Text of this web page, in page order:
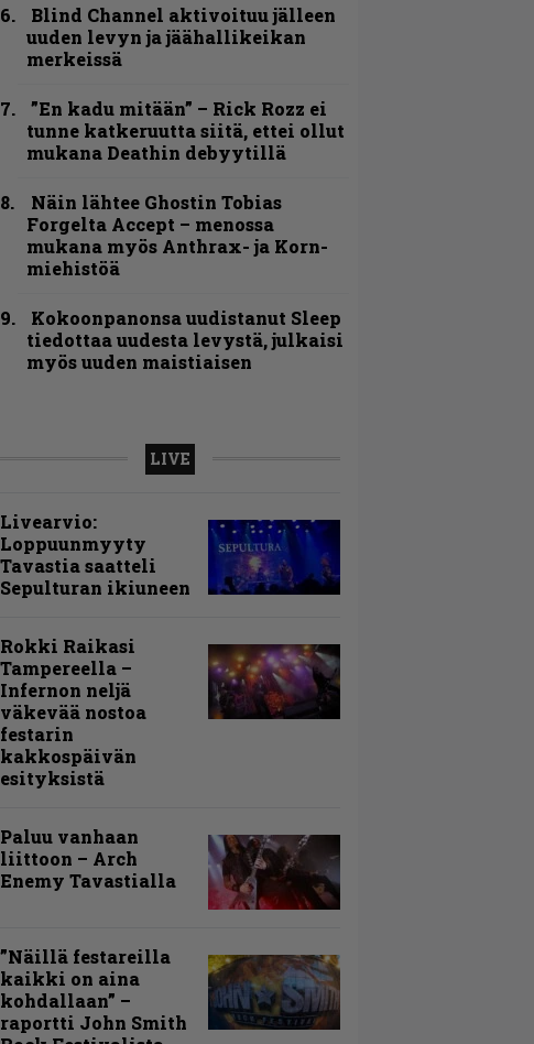
Blind Channel aktivoituu jälleen
uuden levyn ja jäähallikeikan
merkeissä
”En kadu mitään” – Rick Rozz ei
tunne katkeruutta siitä, ettei ollut
mukana Deathin debyytillä
Näin lähtee Ghostin Tobias
Forgelta Accept – menossa
mukana myös Anthrax- ja Korn-
miehistöä
Kokoonpanonsa uudistanut Sleep
tiedottaa uudesta levystä, julkaisi
myös uuden maistiaisen
LIVE
Livearvio:
Loppuunmyyty
Tavastia saatteli
Sepulturan ikiuneen
Rokki Raikasi
Tampereella –
Infernon neljä
väkevää nostoa
festarin
kakkospäivän
esityksistä
Paluu vanhaan
liittoon – Arch
Enemy Tavastialla
”Näillä festareilla
kaikki on aina
kohdallaan” –
raportti John Smith